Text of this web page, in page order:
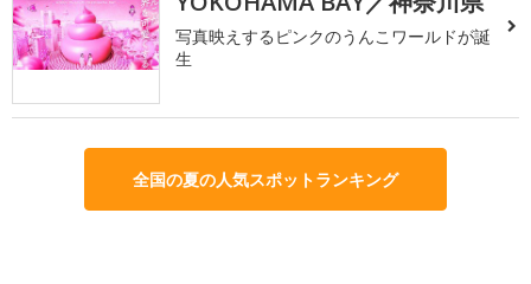
写真映えするピンクのうんこワールドが誕
生
全国の夏の人気スポットランキング